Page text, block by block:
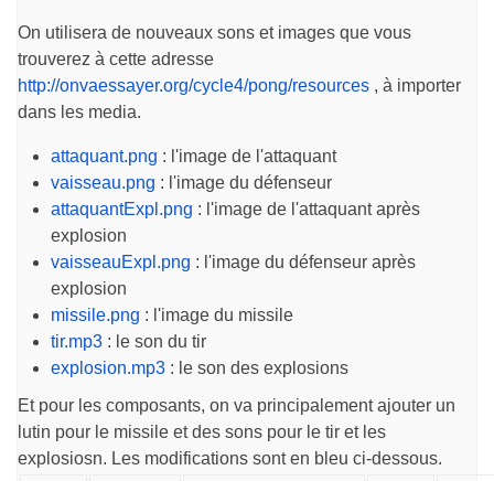
On utilisera de nouveaux sons et images que vous
trouverez à cette adresse
http://onvaessayer.org/cycle4/pong/resources , à importer
dans les media.
attaquant.png : l'image de l'attaquant
vaisseau.png : l'image du défenseur
attaquantExpl.png : l'image de l'attaquant après
explosion
vaisseauExpl.png : l'image du défenseur après
explosion
missile.png : l'image du missile
tir.mp3 : le son du tir
explosion.mp3 : le son des explosions
Et pour les composants, on va principalement ajouter un
lutin pour le missile et des sons pour le tir et les
explosiosn. Les modifications sont en bleu ci-dessous.